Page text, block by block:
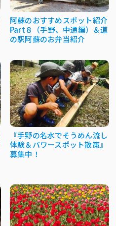
阿蘇のおすすめスポット紹介
Part８（手野、中通編）＆道
の駅阿蘇のお弁当紹介
『手野の名水でそうめん流し
体験＆パワースポット散策』
募集中！